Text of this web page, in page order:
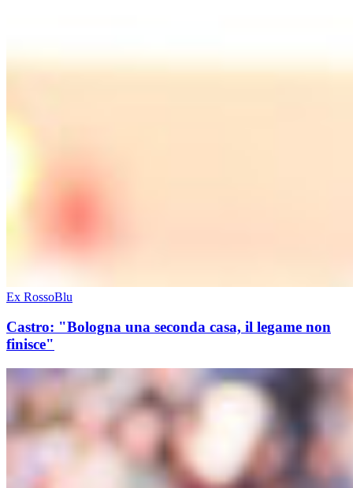
Ex RossoBlu
Castro: "Bologna una seconda casa, il legame non
finisce"